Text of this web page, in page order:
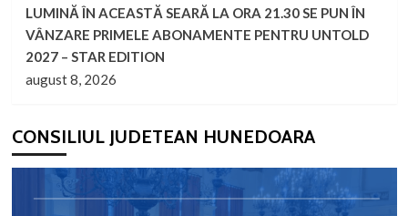
LUMINĂ ÎN ACEASTĂ SEARĂ LA ORA 21.30 SE PUN ÎN
VÂNZARE PRIMELE ABONAMENTE PENTRU UNTOLD
2027 – STAR EDITION
august 8, 2026
CONSILIUL JUDETEAN HUNEDOARA